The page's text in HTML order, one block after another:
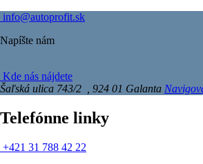
info@autoprofit.sk
Napíšte nám
Kde nás nájdete
Šaľská ulica 743/2 , 924 01 Galanta
Telefónne linky
+42‍1 31 7‍88 42 22